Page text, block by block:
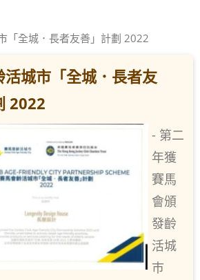
「全城．長者友善」計劃 2022
活城市「全城．長者友
2022
- 第二
年獲
賽馬
會頒
發齡
活城
巿